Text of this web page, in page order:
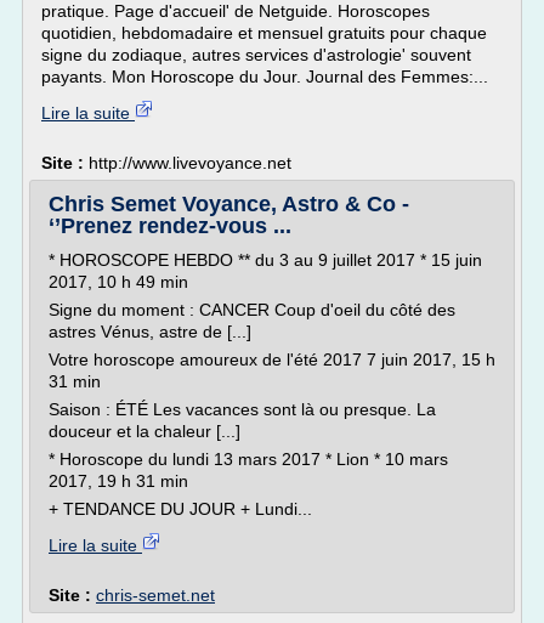
pratique. Page d'accueil' de Netguide. Horoscopes
quotidien, hebdomadaire et mensuel gratuits pour chaque
signe du zodiaque, autres services d'astrologie' souvent
payants. Mon Horoscope du Jour. Journal des Femmes:...
Lire la suite
Site : http://www.livevoyance.net
Chris Semet Voyance, Astro & Co -
‘’Prenez rendez-vous ...
* HOROSCOPE HEBDO ** du 3 au 9 juillet 2017 * 15 juin
2017, 10 h 49 min
Signe du moment : CANCER Coup d'oeil du côté des
astres Vénus, astre de [...]
Votre horoscope amoureux de l'été 2017 7 juin 2017, 15 h
31 min
Saison : ÉTÉ Les vacances sont là ou presque. La
douceur et la chaleur [...]
* Horoscope du lundi 13 mars 2017 * Lion * 10 mars
2017, 19 h 31 min
+ TENDANCE DU JOUR + Lundi...
Lire la suite
Site : chris-semet.net